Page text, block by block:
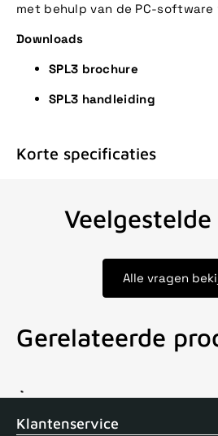
met behulp van de PC-
Downloads
SPL3 brochure
SPL3 handleiding
Korte specificaties
Alle vragen
Gerelateerde
Voor 15uur besteld, zelfde dag
Klantenservice